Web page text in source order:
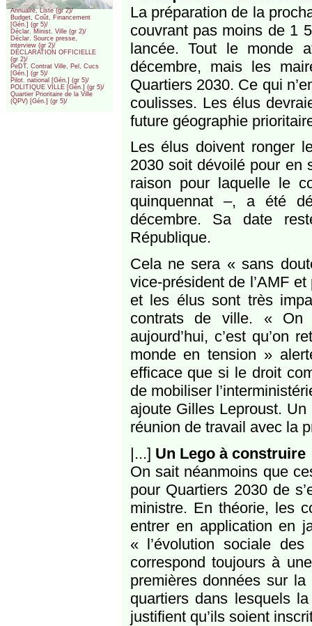
Annuaire, Liste (gr 2)/
Budget, Coût, Financement
[Gén.] (gr 5)/
Déclar. Minist. Ville (gr 2)/
Déclar. Source presse,
interview (gr 2)/
DÉCLARATION OFFICIELLE
(gr 2)/
PeDT, Contrat Ville, Pel, Cucs
[Gén.] (gr 5)/
Pilot. national [Gén.] (gr 5)/
POLITIQUE VILLE [Gén.] (gr 5)/
Quartier Prioritaire de la Ville
(QPV) [Gén.] (gr 5)/
La préparation de la
couvrant pas moins de 1
lancée. Tout le monde
décembre, mais les
Quartiers 2030. Ce qui
coulisses. Les élus
future géographie
Les élus doivent ronger
2030 soit dévoilé pour en
raison pour laquelle le
quinquennat –, a été
décembre. Sa date
République.
Cela ne sera « sans
vice-président de l’AMF
et les élus sont très
contrats de ville. « On
aujourd’hui, c’est qu’on
monde en tension »
efficace que si le droit
de mobiliser
ajoute Gilles Leproust.
réunion de travail avec la
|...] Un Lego à construire
On sait néanmoins que
pour Quartiers 2030 de
ministre. En théorie, les
entrer en application en
« l’évolution sociale
correspond toujours à
premières données sur
quartiers dans lesquels
justifient qu’ils soient